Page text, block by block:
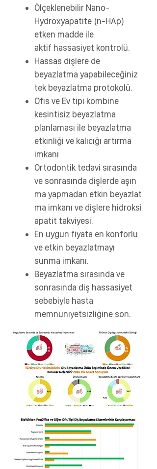
Ölçeklenebilir Nano-
Hydroxyapatite (n-HAp)
etken madde ile
aktif hassasiyet kontrolü.
Hassas dişlere de
beyazlatma yapabileceğiniz
tek beyazlatma protokolü.
Ofis ve Ev tipi kombine
kesintisiz beyazlatma
planlaması ile beyazlatma
etkinliği ve kalıcığı artırma
imkanı
Ortodontik tedavi sırasında
ve sonrasında dişlerde aşın
ma yapmadan etkin beyazlat
ma imkanı ve dişlere hidroksi
apatit takviyesi.
En uygun fiyata en konforlu
ve etkin beyazlatmayı
sunma imkanı.
Beyazlatma sırasında ve
sonrasında diş hassasiyet
sebebiyle hasta
memnuniyetsizliğine son.